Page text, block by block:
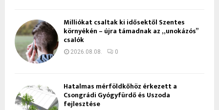
Milliókat csaltak ki idősektől Szentes
környékén – újra támadnak az „unokázós”
csalók
2026.08.08. 0
Hatalmas mérföldkőhöz érkezett a
Csongrádi Gyógyfürdő és Uszoda
fejlesztése